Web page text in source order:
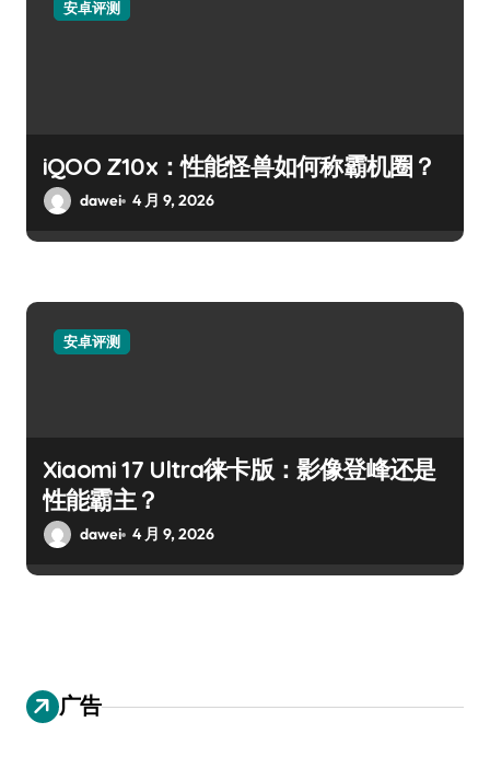
安卓评测
iQOO Z10x：性能怪兽如何称霸机圈？
dawei 4 月 9, 2026
安卓评测
Xiaomi 17 Ultra徕卡版：影像登峰还是
性能霸主？
dawei 4 月 9, 2026
广告